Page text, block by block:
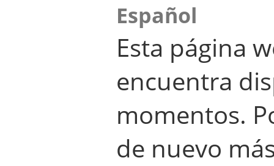
Español
Esta página
encuentra
momentos.
de nuevo